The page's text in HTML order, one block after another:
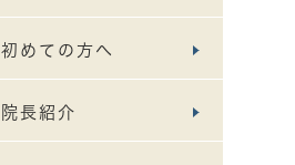
初めての方へ
院長紹介